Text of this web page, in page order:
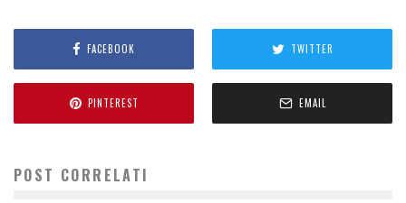
FACEBOOK TWITTER
PINTEREST EMAIL
POST CORRELATI